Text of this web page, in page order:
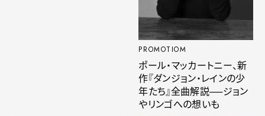
PROMOTIOM
ポール・マッカートニー、新
作『ダンジョン・レインの少
年たち』全曲解説──ジョン
やリンゴへの想いも